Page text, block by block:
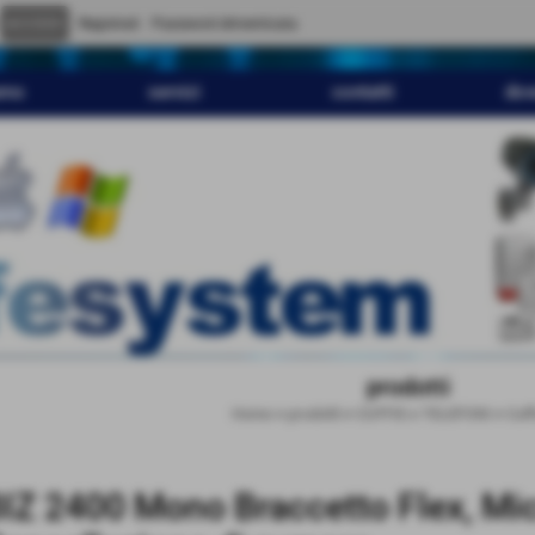
servizi contatti
prodotti
2400 Mono Braccetto Flex,